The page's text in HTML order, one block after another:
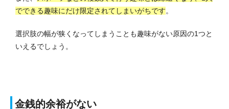
でできる趣味にだけ限定されてしまいがちです。
選択肢の幅が狭くなってしまうことも趣味がない原因の1つと
いえるでしょう。
金銭的余裕がない